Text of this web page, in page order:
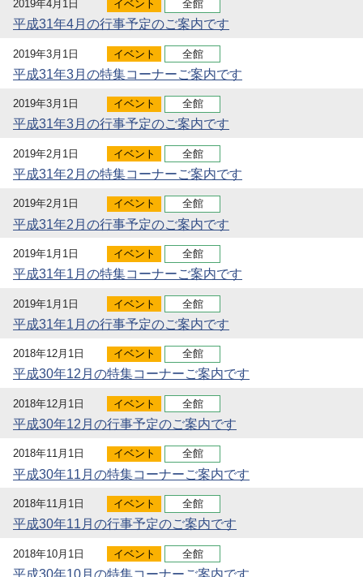
2019年4月1日 イベント 全館
平成31年4月の行事予定のご案内です
2019年3月1日 イベント 全館
平成31年3月の特集コーナーご案内です
2019年3月1日 イベント 全館
平成31年3月の行事予定のご案内です
2019年2月1日 イベント 全館
平成31年2月の特集コーナーご案内です
2019年2月1日 イベント 全館
平成31年2月の行事予定のご案内です
2019年1月1日 イベント 全館
平成31年1月の特集コーナーご案内です
2019年1月1日 イベント 全館
平成31年1月の行事予定のご案内です
2018年12月1日 イベント 全館
平成30年12月の特集コーナーご案内です
2018年12月1日 イベント 全館
平成30年12月の行事予定のご案内です
2018年11月1日 イベント 全館
平成30年11月の特集コーナーご案内です
2018年11月1日 イベント 全館
平成30年11月の行事予定のご案内です
2018年10月1日 イベント 全館
平成30年10月の特集コーナーご案内です